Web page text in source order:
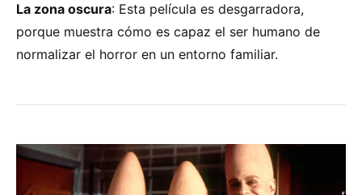
La zona oscura: Esta película es desgarradora,
porque muestra cómo es capaz el ser humano de
normalizar el horror en un entorno familiar.